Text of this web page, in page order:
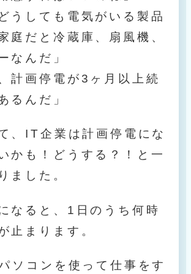
うしても電気がいる製品
庭だと冷蔵庫、扇風機、
なんだ」
計画停電が3ヶ月以上続
るんだ」
、IT企業は計画停電にな
かも！どうする？！と一
ました。
なると、1日のうち何時
止まります。
ソコンを使って仕事をす